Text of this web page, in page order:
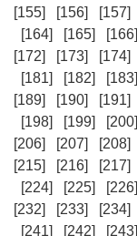
[155]
[156] [157]
[164]
[165] [166]
[172]
[173] [174]
[181]
[182] [183]
[189]
[190] [191]
[198]
[199] [200]
[206]
[207] [208]
[215]
[216] [217]
[224]
[225] [226]
[232]
[233] [234]
[241]
[242] [243]